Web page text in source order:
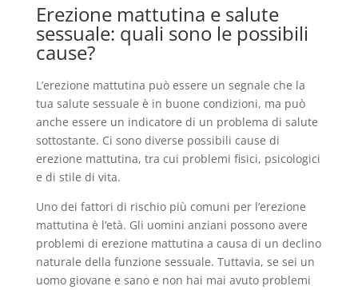
Erezione mattutina e salute
sessuale: quali sono le possibili
cause?
L’erezione mattutina può essere un segnale che la
tua salute sessuale è in buone condizioni, ma può
anche essere un indicatore di un problema di salute
sottostante. Ci sono diverse possibili cause di
erezione mattutina, tra cui problemi fisici, psicologici
e di stile di vita.
Uno dei fattori di rischio più comuni per l’erezione
mattutina è l’età. Gli uomini anziani possono avere
problemi di erezione mattutina a causa di un declino
naturale della funzione sessuale. Tuttavia, se sei un
uomo giovane e sano e non hai mai avuto problemi